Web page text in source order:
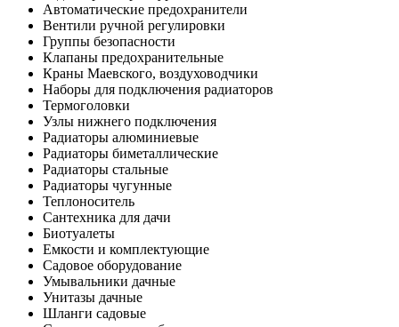
Автоматические предохранители
Вентили ручной регулировки
Группы безопасности
Клапаны предохранительные
Краны Маевского, воздуховодчики
Наборы для подключения радиаторов
Термоголовки
Узлы нижнего подключения
Радиаторы алюминиевые
Радиаторы биметаллические
Радиаторы стальные
Радиаторы чугунные
Теплоноситель
Сантехника для дачи
Биотуалеты
Емкости и комплектующие
Садовое оборудование
Умывальники дачные
Унитазы дачные
Шланги садовые